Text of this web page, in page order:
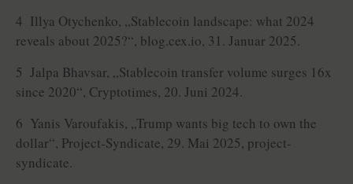
4 Illya Otychenko, „Stablecoin landscape: what 2024
reveals about 2025?“, blog.cex.io, 31. Januar 2025.
5 Jalpa Bhavsar, „Stablecoin transfer volume surges 16x
since 2020“, Cryptotimes, 20. Juni 2024.
6 Yanis Varoufakis, „Trump wants big tech to own the
dollar“, Project-Syndicate, 29. Mai 2025, project-
syndicate.